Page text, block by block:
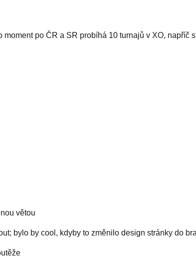
po ČR a SR probíhá 10 turnajů v XO, napříč
větou
bylo by cool, kdyby to změnilo design stránky do